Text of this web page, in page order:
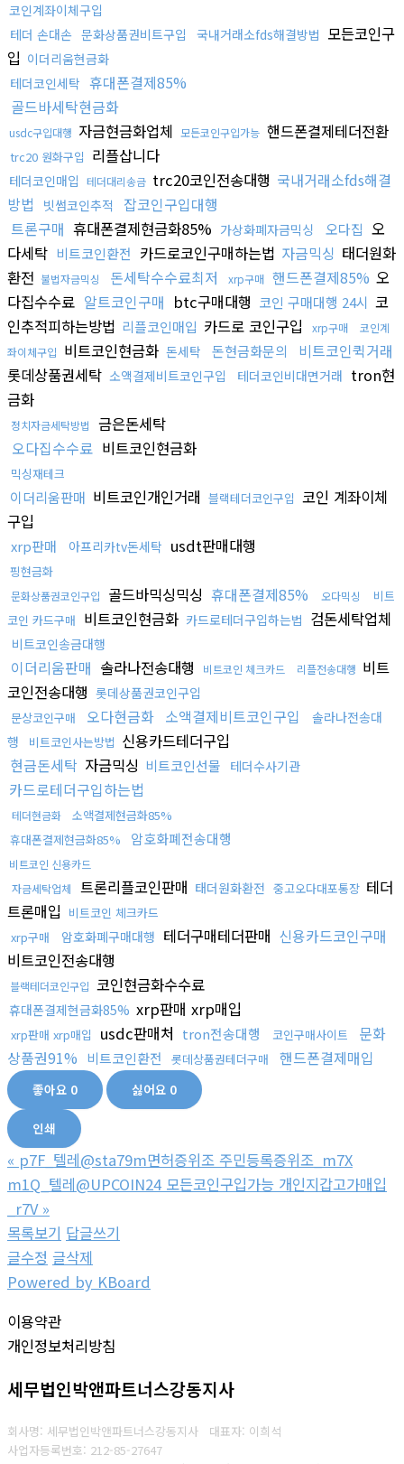
코인계좌이체구입
테더 손대손 문화상품권비트구입 국내거래소fds해결방법 모든코인구
입 이더리움현금화
테더코인세탁 휴대폰결제85%
골드바세탁현금화
usdc구입대행 자금현금화업체 모든코인구입가능 핸드폰결제테더전환
trc20 원화구입 리플삽니다
테더코인매입 테더대리송금 trc20코인전송대행 국내거래소fds해결
방법
빗썸코인추적
잡코인구입대행
트론구매 휴대폰결제현금화85% 가상화폐자금믹싱 오다집 오
다세탁 비트코인환전 카드로코인구매하는법 자금믹싱 태더원화
환전 불법자금믹싱 돈세탁수수료최저 xrp구매 핸드폰결제85% 오
다집수수료 알트코인구매 btc구매대행 코인 구매대행 24시 코
인추적피하는방법 리플코인매입 카드로 코인구입 xrp구매
코인계
좌이체구입 비트코인현금화 돈세탁 돈현금화문의
비트코인퀵거래
롯데상품권세탁 소액결제비트코인구입 테더코인비대면거래 tron현
금화
정치자금세탁방법
금은돈세탁
오다집수수료 비트코인현금화
믹싱재테크
이더리움판매 비트코인개인거래 블랙테더코인구입 코인 계좌이체
구입
xrp판매 아프리카tv돈세탁 usdt판매대행
핑현금화
문화상품권코인구입 골드바믹싱믹싱 휴대폰결제85% 오다믹싱
비트
코인 카드구매 비트코인현금화 카드로테더구입하는법 검돈세탁업체
비트코인송금대행
이더리움판매 솔라나전송대행 비트코인 체크카드 리플전송대행 비트
코인전송대행 롯데상품권코인구입
문상코인구매 오다현금화 소액결제비트코인구입
솔라나전송대
행
비트코인사는방법 신용카드테더구입
현금돈세탁 자금믹싱 비트코인선물 테더수사기관
카드로테더구입하는법
테더현금화
소액결제현금화85%
휴대폰결제현금화85%
암호화폐전송대행
비트코인 신용카드
자금세탁업체
트론리플코인판매 태더원화환전 중고오다대포통장 테더
트론매입 비트코인 체크카드
xrp구매
암호화폐구매대행 테더구매테더판매 신용카드코인구매
비트코인전송대행
블랙테더코인구입 코인현금화수수료
휴대폰결제현금화85% xrp판매 xrp매입
xrp판매 xrp매입 usdc판매처 tron전송대행 코인구매사이트
문화
상품권91% 비트코인환전 롯데상품권테더구매 핸드폰결제매입
좋아요 0 싫어요 0
인쇄
« p7F_텔레@sta79m면허증위조 주민등록증위조_m7X
m1Q_텔레@UPCOIN24 모든코인구입가능 개인지갑고가매입
_r7V »
목록보기 답글쓰기
글수정 글삭제
Powered by KBoard
이용약관
개인정보처리방침
세무법인박앤파트너스강동지사
회사명: 세무법인박앤파트너스강동지사 대표자: 이희석
사업자등록번호: 212-85-27647